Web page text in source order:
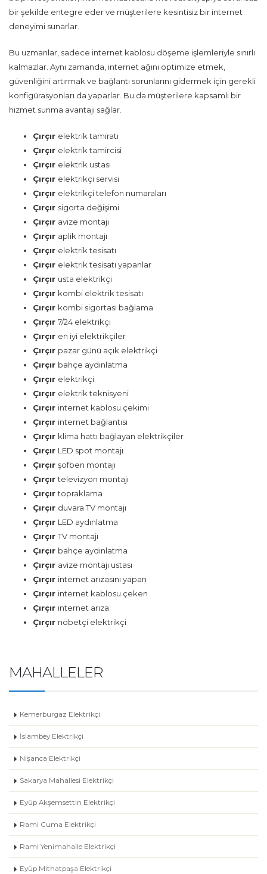
bir şekilde entegre eder ve müşterilere kesintisiz bir internet
deneyimi sunarlar.
Bu uzmanlar, sadece internet kablosu döşeme işlemleriyle sınırlı
kalmazlar. Aynı zamanda, internet ağını optimize etmek,
güvenliğini artırmak ve bağlantı sorunlarını gidermek için gerekli
konfigürasyonları da yaparlar. Bu da müşterilere kapsamlı bir
hizmet sunma avantajı sağlar.
Çırçır elektrik tamiratı
Çırçır elektrik tamircisi
Çırçır elektrik ustası
Çırçır elektrikçi servisi
Çırçır elektrikçi telefon numaraları
Çırçır sigorta değişimi
Çırçır avize montajı
Çırçır aplik montajı
Çırçır elektrik tesisatı
Çırçır elektrik tesisatı yapanlar
Çırçır usta elektrikçi
Çırçır kombi elektrik tesisatı
Çırçır kombi sigortası bağlama
Çırçır 7/24 elektrikçi
Çırçır en iyi elektrikçiler
Çırçır pazar günü açık elektrikçi
Çırçır bahçe aydınlatma
Çırçır elektrikçi
Çırçır elektrik teknisyeni
Çırçır internet kablosu çekimi
Çırçır internet bağlantısı
Çırçır klima hattı bağlayan elektrikçiler
Çırçır LED spot montajı
Çırçır şofben montajı
Çırçırtelevizyon montajı
Çırçırtopraklama
Çırçır duvara TV montajı
Çırçır LED aydınlatma
ÇırçırTV montajı
Çırçır bahçe aydınlatma
Çırçır avize montajı ustası
Çırçır internet arızasını yapan
Çırçır internet kablosu çeken
Çırçır internet arıza
Çırçır nöbetçi elektrikçi
MAHALLELER
Kemerburgaz Elektrikçi
İslambey Elektrikçi
Nişanca Elektrikçi
Sakarya Mahallesi Elektrikçi
Eyüp Akşemsettin Elektrikçi
Rami Cuma Elektrikçi
Rami Yenimahalle Elektrikçi
Eyüp Mithatpaşa Elektrikçi